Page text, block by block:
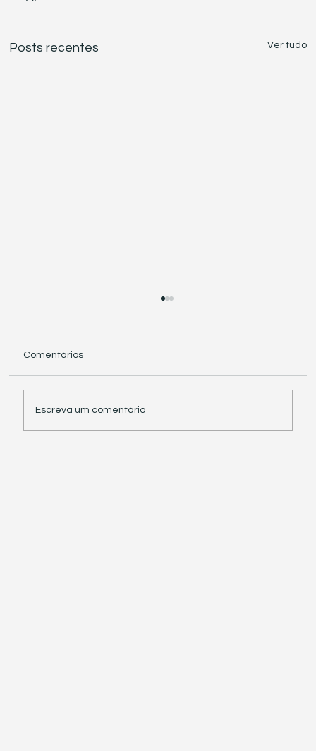
Posts recentes Ver tudo
Comentários
Escreva um comentário